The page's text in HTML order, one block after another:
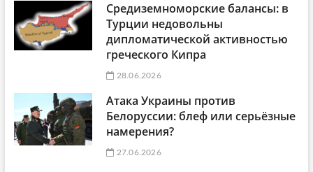
Средиземноморские балансы: в
Турции недовольны
дипломатической активностью
греческого Кипра
28.06.2026
Атака Украины против
Белоруссии: блеф или серьёзные
намерения?
27.06.2026